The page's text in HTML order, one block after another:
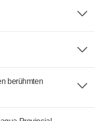
berühmten